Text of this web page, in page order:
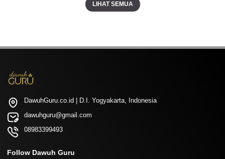
LIHAT SEMUA
DawuhGuru.co.id | D.I. Yogyakarta, Indonesia
dawuhguru@gmail.com
08983399493
Follow Dawuh Guru